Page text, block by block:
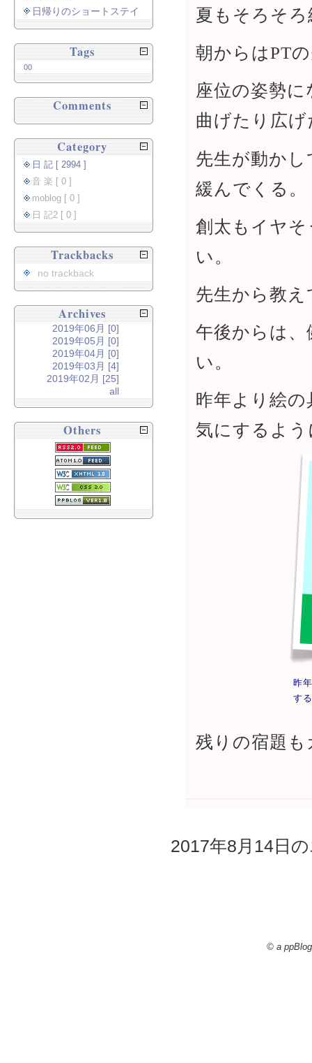
夏もそろそ
朝からはPT
座位の姿勢
曲げたり広げ
先生が動か
緩んでくる。
創太もイヤ
い。
先生から教
午後からは
い。
昨年より絵
気にするよ
昨
す
残りの宿題
2017年8月14日
日帰りのショートステイ
Tags
00
Comments
Category
日 記 [ 2994 ]
音 楽 [ 0 ]
moblog [ 0 ]
日 記2 [ 0 ]
Trackbacks
no trackback
Archives
2019年06月 [0]
2019年05月 [0]
2019年04月 [0]
2019年03月 [4]
2019年02月 [25]
all
Others
© a